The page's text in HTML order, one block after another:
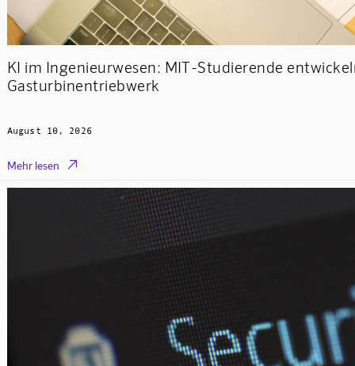
KI im Ingenieurwesen: MIT-Studierende
Gasturbinentriebwerk
August 10, 2026
Mehr lesen 